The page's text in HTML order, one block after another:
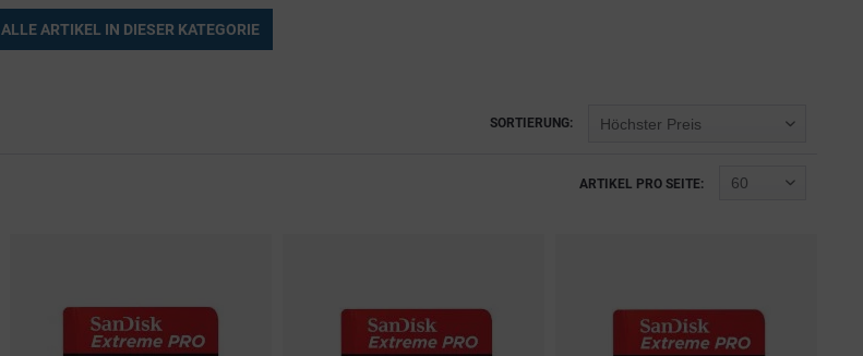
ALLE ARTIKEL IN DIESER KATEGORIE
SORTIERUNG:
ARTIKEL PRO SEITE: